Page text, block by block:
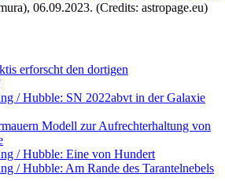
06.09.2023. (Credits: astropage.eu)
erforscht den dortigen
/ Hubble: SN 2022abvt in der Galaxie
Modell zur Aufrechterhaltung von
/ Hubble: Eine von Hundert
/ Hubble: Am Rande des Tarantelnebels